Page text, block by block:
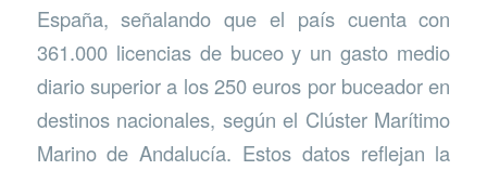
España, señalando que el país cuenta con
361.000 licencias de buceo y un gasto medio
diario superior a los 250 euros por buceador en
destinos nacionales, según el Clúster Marítimo
Marino de Andalucía. Estos datos reflejan la